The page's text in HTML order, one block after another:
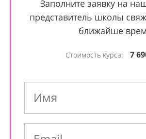
Заполните заявку на
представитель школы
ближайше
Стоимость курса: 7